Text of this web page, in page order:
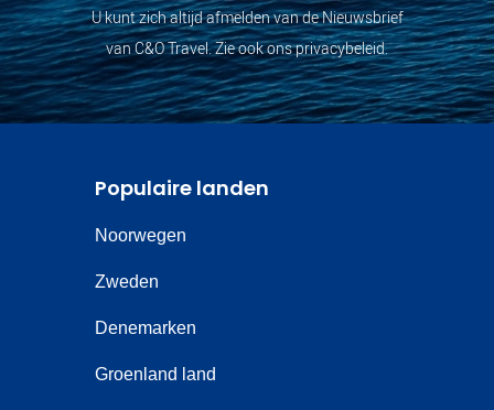
U kunt zich altijd afmelden van de Nieuwsbrief
van C&O Travel. Zie ook ons privacybeleid.
Populaire landen
Noorwegen
Zweden
Denemarken
Groenland land